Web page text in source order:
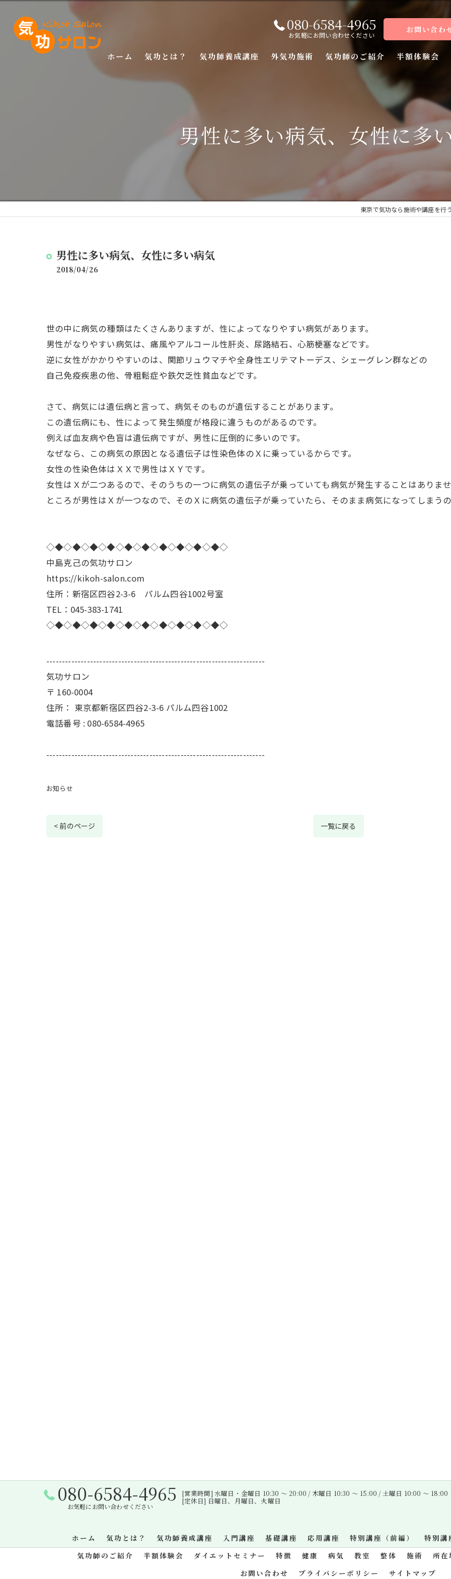
080-6584-4965
お気軽にお問い合わせください
お問い合わ
ホーム 気功とは？ 気功師養成講座
応用講座
外気功施術 気功師のご紹介 半額体験会
男性に多い病気、女性に多
東京で気功なら施術や講座を行
男性に多い病気、女性に多い病気
2018/04/26
世の中に病気の種類はたくさんありますが、性によってなりやすい病気があります。
男性がなりやすい病気は、痛風やアルコール性肝炎、尿路結石、心筋梗塞などです。
逆に女性がかかりやすいのは、関節リュウマチや全身性エリテマトーデス、シェーグレン群などの
自己免疫疾患の他、骨粗鬆症や鉄欠乏性貧血などです。
さて、病気には遺伝病と言って、病気そのものが遺伝することがあります。
この遺伝病にも、性によって発生頻度が格段に違うものがあるのです。
例えば血友病や色盲は遺伝病ですが、男性に圧倒的に多いのです。
なぜなら、この病気の原因となる遺伝子は性染色体のＸに乗っているからです。
女性の性染色体はＸＸで男性はＸＹです。
女性はＸが二つあるので、そのうちの一つに病気の遺伝子が乗っていても病気が発生することはありませ
ところが男性はＸが一つなので、そのＸに病気の遺伝子が乗っていたら、そのまま病気になってしまうの
◇◆◇◆◇◆◇◆◇◆◇◆◇◆◇◆◇◆◇◆◇
中島克己の気功サロン
https://kikoh-salon.com
住所：新宿区四谷2-3-6 パルム四谷1002号室
TEL：045-383-1741
◇◆◇◆◇◆◇◆◇◆◇◆◇◆◇◆◇◆◇◆◇
----------------------------------------------------------------------
気功サロン
〒 160-0004
住所： 東京都新宿区四谷2-3-6 パルム四谷1002
電話番号 : 080-6584-4965
----------------------------------------------------------------------
お知らせ
< 前のページ 一覧に戻る
080-6584-4965
お気軽にお問い合わせください
[営業時間] 水曜日・金曜日 10:30 〜 20:00 / 木曜日 10:30 〜 15:00 / 土曜日 10:00 〜 18:00
[定休日] 日曜日、月曜日、火曜日
ホーム 気功とは？ 気功師養成講座 入門講座 基礎講座 応用講座 特別講座（前編） 特別講
気功師のご紹介
半額体験会 ダイエットセミナー 特徴 健康 病気 教室 整体 施術 所在
お問い合わせ
プライバシーポリシー サイトマップ